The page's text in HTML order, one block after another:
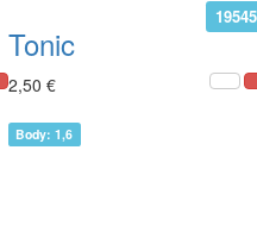
Tonic
2,50 €
Body: 1,6